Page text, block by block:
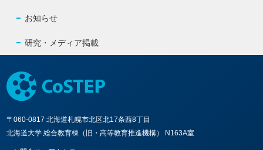
お知らせ
研究・メディア掲載
〒060-0817 北海道札幌市北区北17条西8丁目
北海道大学 総合教育棟（旧・高等教育推進機構） N163A室